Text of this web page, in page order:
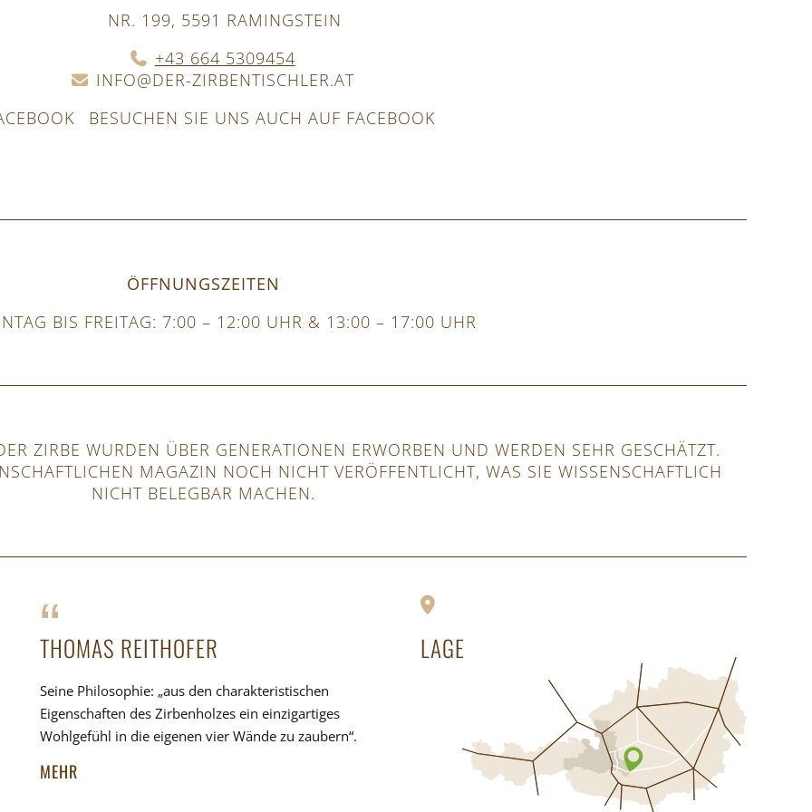
NR. 199, 5591 RAMINGSTEIN
+43 664 5309454
INFO@DER-ZIRBENTISCHLER.AT
BESUCHEN SIE UNS AUCH AUF FACEBOOK
ÖFFNUNGSZEITEN
BIS FREITAG: 7:00 – 12:00 UHR & 13:00 – 17:00 UHR
ZIRBE WURDEN ÜBER GENERATIONEN ERWORBEN UND WERDEN SEHR GESCHÄTZT.
MAGAZIN NOCH NICHT VERÖFFENTLICHT, WAS SIE WISSENSCHAFTLICH
NICHT BELEGBAR MACHEN.
THOMAS REITHOFER
Seine Philosophie: „aus den charakteristischen
Eigenschaften des Zirbenholzes ein einzigartiges
Wohlgefühl in die eigenen vier Wände zu zaubern“.
MEHR
LAGE